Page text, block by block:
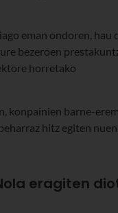
eman ondoren, hau
bezeroen
horretako
konpainien barne-
hitz egiten
eragiten